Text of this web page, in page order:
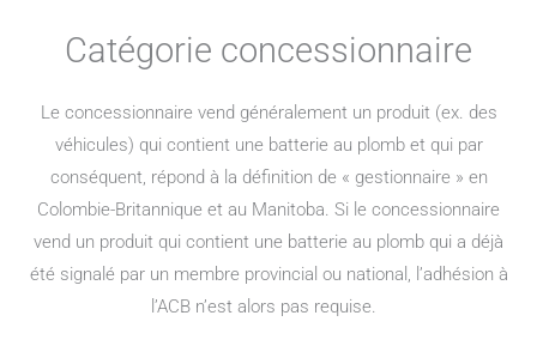
Catégorie concessionnaire
Le concessionnaire vend généralement un produit (ex. des
véhicules) qui contient une batterie au plomb et qui par
conséquent, répond à la définition de « gestionnaire » en
Colombie-Britannique et au Manitoba. Si le concessionnaire
vend un produit qui contient une batterie au plomb qui a déjà
été signalé par un membre provincial ou national, l’adhésion à
l’ACB n’est alors pas requise.